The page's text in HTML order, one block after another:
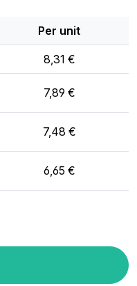
Per unit
8,31 €
7,89 €
7,48 €
6,65 €